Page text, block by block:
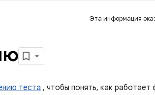
Эта информация
теста , чтобы понять, как работает